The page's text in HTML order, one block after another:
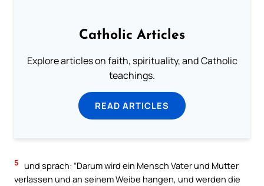
Catholic Articles
Explore articles on faith, spirituality, and Catholic
teachings.
READ ARTICLES
5 und sprach: “Darum wird ein Mensch Vater und Mutter
verlassen und an seinem Weibe hangen, und werden die